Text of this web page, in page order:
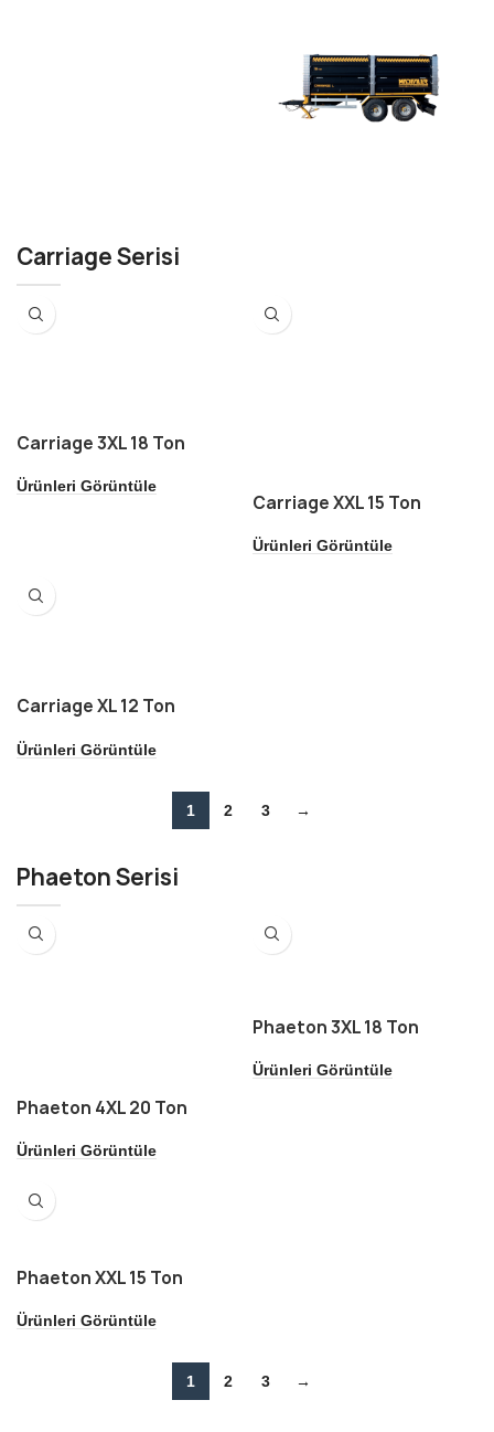
CARRIAGE
Carriage Serisi
Carriage 3XL 18 Ton
Ürünleri Görüntüle
Carriage XXL 15 Ton
Ürünleri Görüntüle
Carriage XL 12 Ton
Ürünleri Görüntüle
1 2 3 →
Phaeton Serisi
Phaeton 4XL 20 Ton
Ürünleri Görüntüle
Phaeton 3XL 18 Ton
Ürünleri Görüntüle
Phaeton XXL 15 Ton
Ürünleri Görüntüle
1 2 3 →